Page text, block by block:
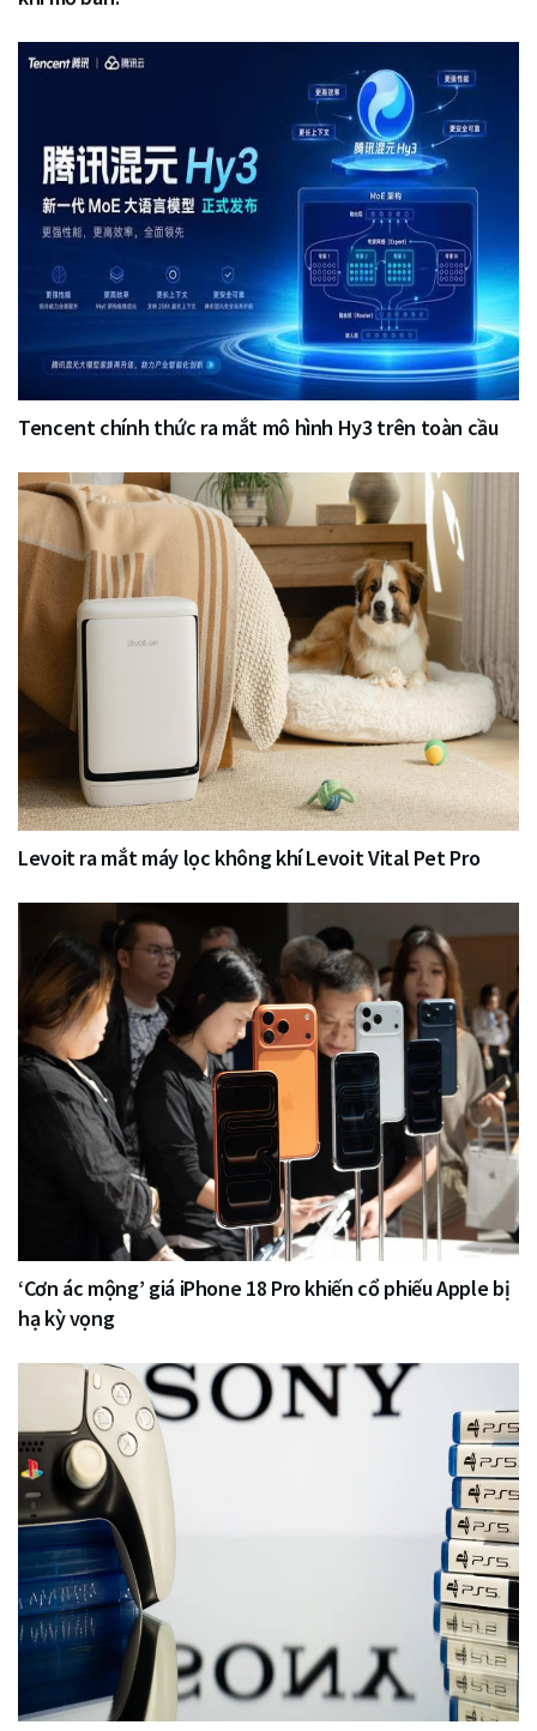
Tencent chính thức ra mắt mô hình Hy3 trên toàn cầu
Levoit ra mắt máy lọc không khí Levoit Vital Pet Pro
‘Cơn ác mộng’ giá iPhone 18 Pro khiến cổ phiếu Apple bị
hạ kỳ vọng